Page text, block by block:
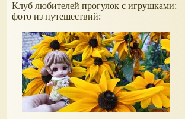
Клуб любителей прогулок с игрушками:
фото из путешествий: